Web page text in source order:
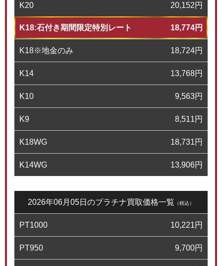
K20 20,152円
K18:石付き期間限定特別レート 18,774円
K18※地金のみ 18,724円
K14 13,768円
K10 9,563円
K9 8,511円
K18WG 18,731円
K14WG 13,906円
2026年06月05日のプラチナ買取価格一覧 （税込）
PT1000 10,221円
PT950 9,700円